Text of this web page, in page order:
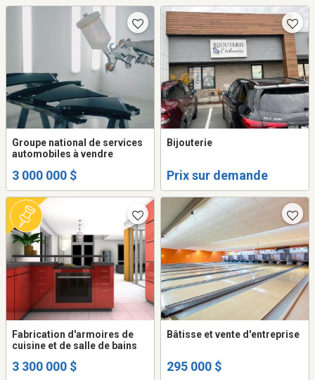
Groupe national de services
automobiles à vendre
3 000 000 $
Bijouterie
Prix sur demande
Fabrication d'armoires de
cuisine et de salle de bains
3 300 000 $
Bâtisse et vente d'entreprise
295 000 $